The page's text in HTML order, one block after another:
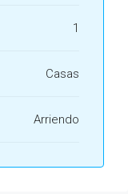
1
Casas
Arriendo